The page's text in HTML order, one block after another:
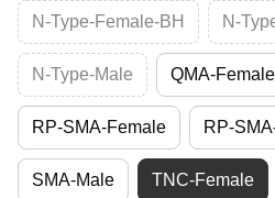
N-Type-Female-BH N-
N-Type-Male QMA-Female
RP-SMA-Female RP-
SMA-Male TNC-Female